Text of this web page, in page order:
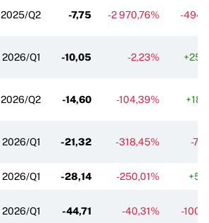
2025/Q2 -7,75 -2 970,76% -
2026/Q1 -10,05 -2,23%
2026/Q2 -14,60 -104,39%
2026/Q1 -21,32 -318,45% -
2026/Q1 -28,14 -250,01%
2026/Q1 -44,71 -40,31% -